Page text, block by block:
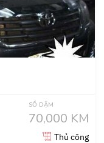
SỐ DẶM
70,000 KM
Thủ công